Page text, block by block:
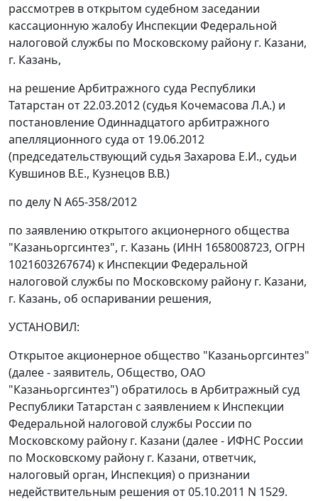
рассмотрев в открытом судебном заседании
кассационную жалобу Инспекции Федеральной
налоговой службы по Московскому району г. Казани,
г. Казань,
на решениеАрбитражного суда Республики
Татарстан от 22.03.2012 (судья Кочемасова Л.А.) и
постановление Одиннадцатого арбитражного
апелляционного суда от 19.06.2012
(председательствующий судья Захарова Е.И., судьи
Кувшинов В.Е., Кузнецов В.В.)
по делу N А65-358/2012
по заявлению открытого акционерного общества
"Казаньоргсинтез", г. Казань (ИНН 1658008723, ОГРН
1021603267674) к Инспекции Федеральной
налоговой службы по Московскому району г. Казани,
г. Казань, об оспаривании решения,
УСТАНОВИЛ:
Открытое акционерное общество "Казаньоргсинтез"
(далее - заявитель, Общество, ОАО
"Казаньоргсинтез") обратилось в Арбитражный суд
Республики Татарстан с заявлением к Инспекции
Федеральной налоговой службы России по
Московскому району г. Казани (далее - ИФНС России
по Московскому району г. Казани, ответчик,
налоговый орган, Инспекция) о признании
недействительным решения от 05.10.2011 N 1529.